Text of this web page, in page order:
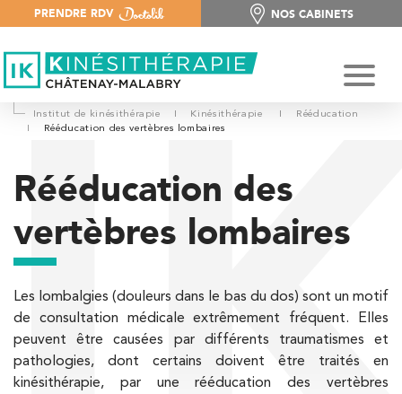
PRENDRE RDV
NOS CABINETS
NOS CABINETS
Institut de kinésithérapie I Kinésithérapie I
Rééducation
I
Rééducation des vertèbres lombaires
Rééducation des
vertèbres lombaires
Les lombalgies (douleurs dans le bas du dos) sont un motif
de consultation médicale extrêmement fréquent. Elles
peuvent être causées par différents traumatismes et
pathologies, dont certains doivent être traités en
kinésithérapie, par une rééducation des vertèbres